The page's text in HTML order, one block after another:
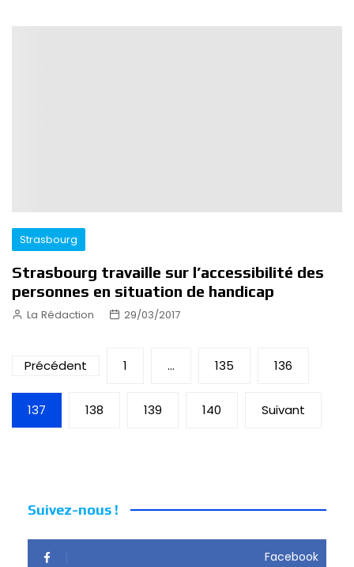
Strasbourg
Strasbourg travaille sur l’accessibilité des
personnes en situation de handicap
La Rédaction 29/03/2017
Pagination
des
publications
Précédent 1 … 135 136
137 138 139 140 Suivant
Suivez-nous !
Facebook